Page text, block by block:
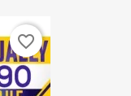
favorite_border